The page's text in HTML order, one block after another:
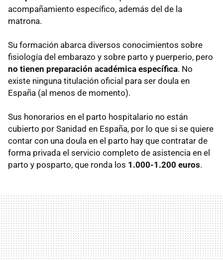
acompañamiento específico, además del de la
matrona.
Su formación abarca diversos conocimientos sobre
fisiología del embarazo y sobre parto y puerperio, pero
no tienen preparación académica específica. No
existe ninguna titulación oficial para ser doula en
España (al menos de momento).
Sus honorarios en el parto hospitalario no están
cubierto por Sanidad en España, por lo que si se quiere
contar con una doula en el parto hay que contratar de
forma privada el servicio completo de asistencia en el
parto y posparto, que ronda los 1.000-1.200 euros.